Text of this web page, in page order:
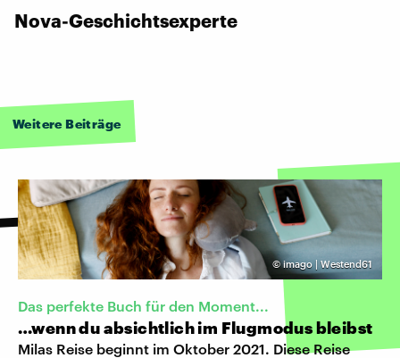
Nova-Geschichtsexperte
Weitere Beiträge
©imago | Westend61
Das perfekte Buch für den Moment...
…wenn du absichtlich im Flugmodus bleibst
Milas Reise beginnt im Oktober 2021. Diese Reise